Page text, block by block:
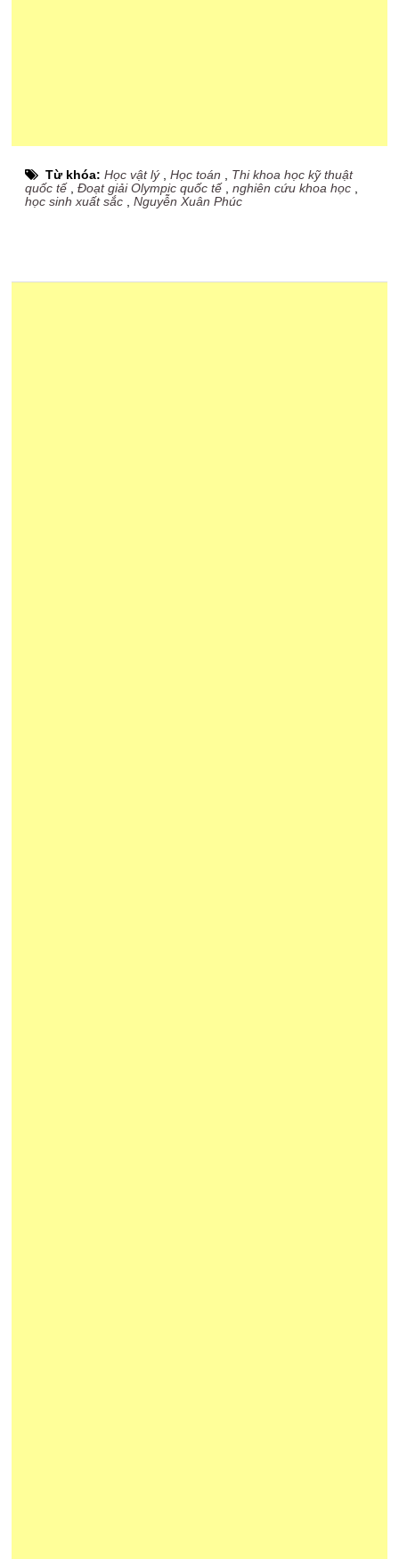
Từ khóa:Học vật lý,Học toán
Thi khoa học kỹ thuật
quốc tế,Đoạt giải Olympic quốc tế,nghiên cứu khoa học
học sinh xuất sắc ,Nguyễn Xuân Phúc